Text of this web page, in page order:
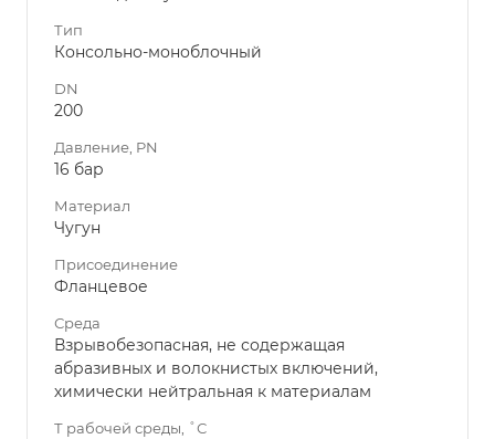
Тип
Консольно-моноблочный
DN
200
Давление, PN
16 бар
Материал
Чугун
Присоединение
Фланцевое
Среда
Взрывобезопасная, не содержащая
абразивных и волокнистых включений,
химически нейтральная к материалам
Т рабочей среды, ˚С